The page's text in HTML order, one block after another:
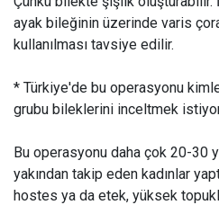
ayak bileğinin üzerinde varis
kullanılması tavsiye edilir.
* Türkiye'de bu operasyonu
grubu bileklerini inceltmek
Bu operasyonu daha çok 20-30
yakından takip eden kadınlar
hostes ya da etek, yüksek